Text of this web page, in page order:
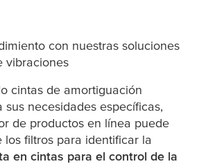
con nuestras soluciones
vibraciones
cintas de amortiguación
sus necesidades específicas,
de productos en línea puede
los filtros para identificar la
en cintas para el control de la